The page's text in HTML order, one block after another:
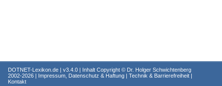
DOTNET-Lexikon.de | v3.4.0 | Inhalt Copyright © Dr. Holger Schwichtenberg
2002-2026 | Impressum, Datenschutz & Haftung | Technik & Barrierefreiheit |
Kontakt